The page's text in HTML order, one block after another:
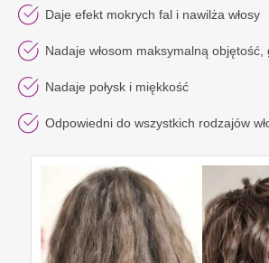
Daje efekt mokrych fal i nawilża włosy
Nadaje włosom maksymalną objętość,
Nadaje połysk i miękkość
Odpowiedni do wszystkich rodzajów